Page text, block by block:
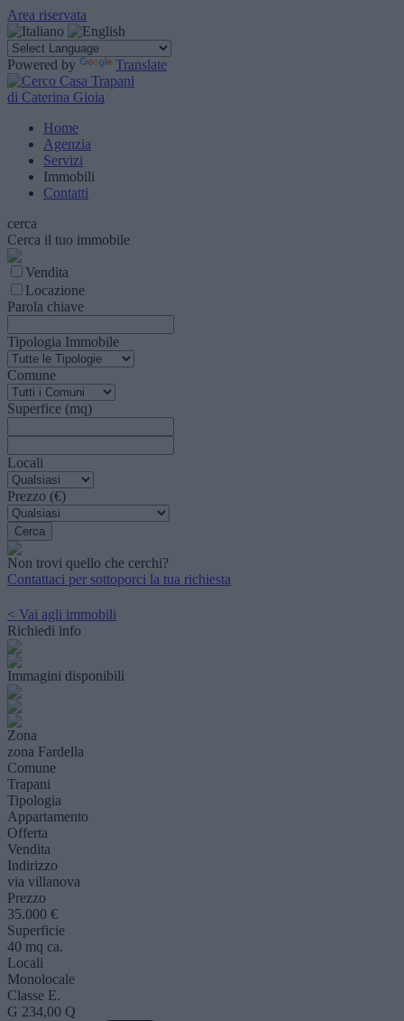
Area riservata
Powered by Translate
di Caterina Gioia
Home
Agenzia
Servizi
Immobili
Contatti
cerca
Cerca il tuo immobile
Vendita
Locazione
Parola chiave
Tipologia Immobile
Comune
Superfice (mq)
Locali
Prezzo (€)
Non trovi quello che cerchi?
Contattaci per sottoporci la tua richiesta
< Vai agli immobili
Richiedi info
Immagini disponibili
Zona
zona Fardella
Comune
Trapani
Tipologia
Appartamento
Offerta
Vendita
Indirizzo
via villanova
Prezzo
35.000 €
Superficie
40 mq ca.
Locali
Monolocale
Classe E.
G 234,00 Q